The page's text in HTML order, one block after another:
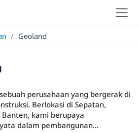
/ Geoland
perusahaan yang bergerak di
Berlokasi di Sepatan,
kami berupaya
dalam pembangunan...